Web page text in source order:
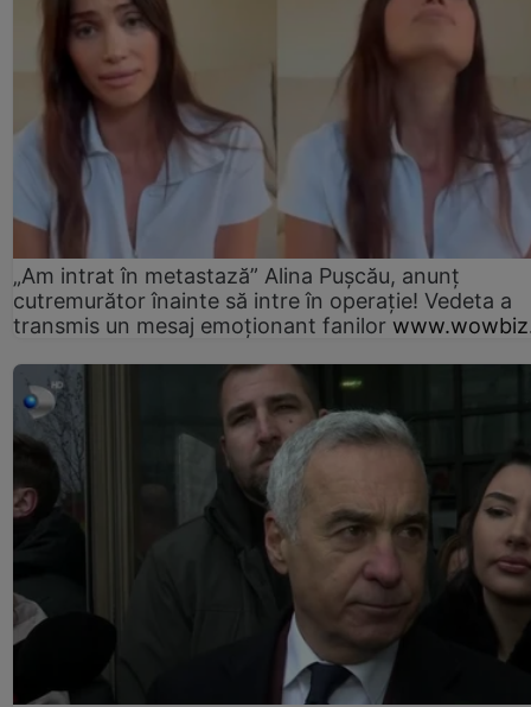
„Am intrat în metastază” Alina Pușcău, anunț
cutremurător înainte să intre în operație! Vedeta a
transmis un mesaj emoționant fanilor